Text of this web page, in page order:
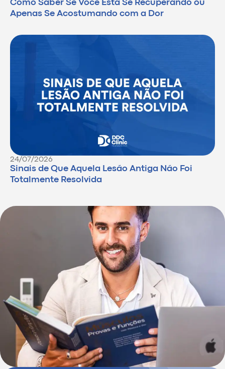
Como Saber Se Você Está Se Recuperando ou
Apenas Se Acostumando com a Dor
24/07/2026
Sinais de Que Aquela Lesão Antiga Não Foi
Totalmente Resolvida